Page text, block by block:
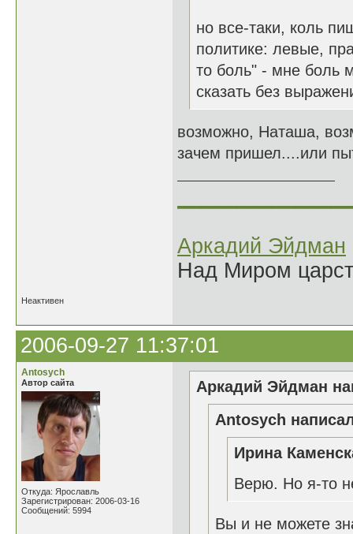
но все-таки, коль
политике: левые,
то боль" - мне боль
сказать без
возможно, Наташа,
зачем пришел....или
Аркадий Эйдман
Над Миром
Неактивен
2006-09-27 11:37:01
Antosych
Автор сайта
Откуда: Ярославль
Зарегистрирован: 2006-03-16
Сообщений: 5994
Аркадий Эйдман
Antosych
Ирина
Верю. Но я-то
Вы и не можете